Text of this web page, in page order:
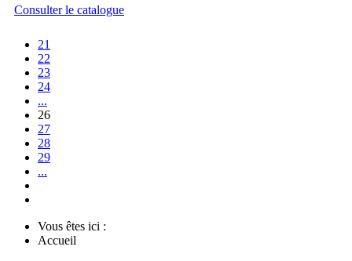
Consulter le catalogue
21
22
23
24
...
26
27
28
29
...
Vous êtes ici :
Accueil